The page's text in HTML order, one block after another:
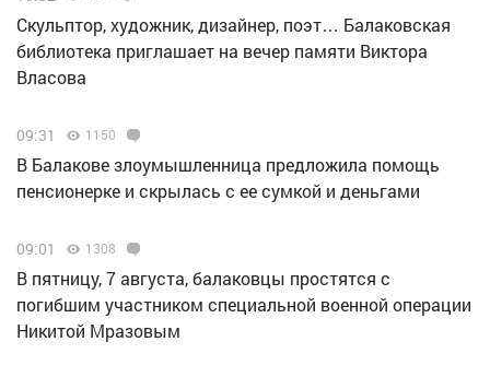
Скульптор, художник, дизайнер, поэт… Балаковская
библиотека приглашает на вечер памяти Виктора
Власова
09:31 1150
В Балакове злоумышленница предложила помощь
пенсионерке и скрылась с ее сумкой и деньгами
09:01 1308
В пятницу, 7 августа, балаковцы простятся с
погибшим участником специальной военной операции
Никитой Мразовым